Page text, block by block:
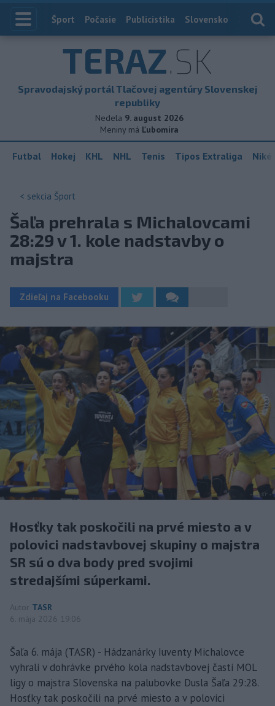
Index
Šport Počasie Publicistika Slovensko
TERAZ.SK
Spravodajský portál Tlačovej agentúry Slovenskej
republiky
Nedela 9. august 2026
Meniny má Ľubomíra
Futbal Hokej KHL NHL Tenis Tipos Extraliga
< sekcia Šport
Šaľa prehrala s Michalovcami
28:29 v 1. kole nadstavby o
majstra
Zdieľaj na Facebooku
Hosťky tak poskočili na prvé miesto a v
polovici nadstavbovej skupiny o majstra
SR sú o dva body pred svojimi
stredajšími súperkami.
Autor TASR
6. mája 2026 19:06
Šaľa 6. mája (TASR) - Hádzanárky Iuventy Michalovce
vyhrali v dohrávke prvého kola nadstavbovej časti MOL
ligy o majstra Slovenska na palubovke Dusla Šaľa 29:28.
Hosťky tak poskočili na prvé miesto a v polovici